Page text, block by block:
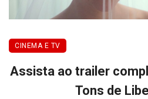
CINEMA E TV
Assista ao trailer
Tons de